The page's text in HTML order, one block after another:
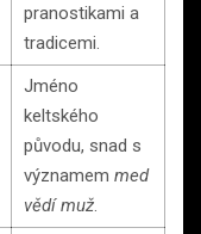
pranostikami a
tradicemi.
Jméno
keltského
původu, snad s
významem med
vědí muž